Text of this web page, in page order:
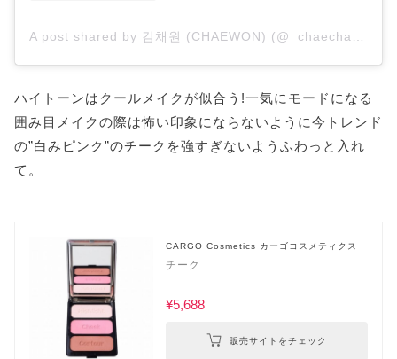
ハイトーンはクールメイクが似合う!一気にモードになる
囲み目メイクの際は怖い印象にならないように今トレンド
の”白みピンク”のチークを強すぎないようふわっと入れ
て。
CARGO Cosmetics カーゴコスメティクス
チーク
¥5,688
販売サイトをチェック